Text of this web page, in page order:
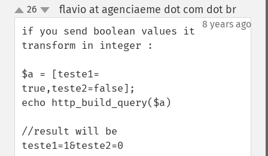
up
down
26 flavio at agenciaeme dot com dot br¶
8 years ago
if you send boolean values it
transform in integer :
$a = [teste1=
true,teste2=false];
echo http_build_query($a)
//result will be
teste1=1&teste2=0